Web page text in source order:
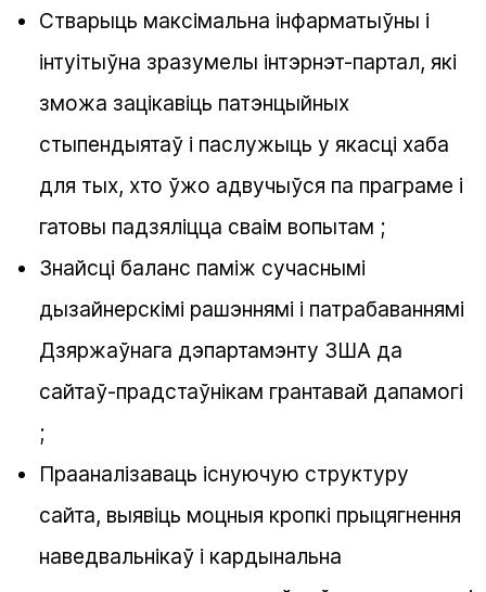
Стварыць максімальна інфарматыўны і
інтуітыўна зразумелы інтэрнэт-партал, які
зможа зацікавіць патэнцыйных
стыпендыятаў і паслужыць у якасці хаба
для тых, хто ўжо адвучыўся па праграме і
гатовы падзяліцца сваім вопытам ;
Знайсці баланс паміж сучаснымі
дызайнерскімі рашэннямі і патрабаваннямі
Дзяржаўнага дэпартамэнту ЗША да
сайтаў-прадстаўнікам грантавай дапамогі
;
Прааналізаваць існуючую структуру
сайта, выявіць моцныя кропкі прыцягнення
наведвальнікаў і кардынальна